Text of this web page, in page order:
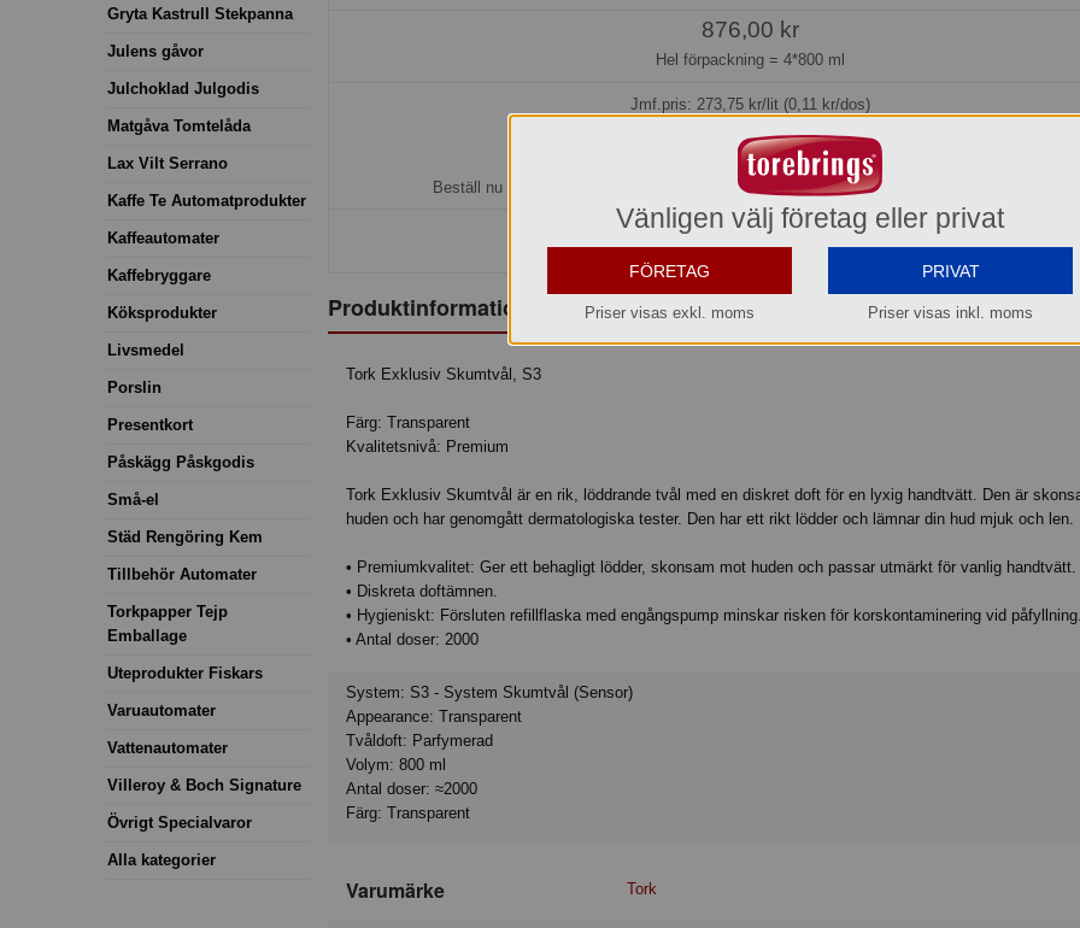
Gryta Kastrull Stekpanna
Julens gåvor
Julchoklad Julgodis
Matgåva Tomtelåda
Lax Vilt Serrano
Kaffe Te Automatprodukter
Kaffeautomater
Kaffebryggare
Köksprodukter
Livsmedel
Porslin
Presentkort
Påskägg Påskgodis
Små-el
Städ Rengöring Kem
Tillbehör Automater
Torkpapper Tejp
Emballage
Uteprodukter Fiskars
Varuautomater
Vattenautomater
Villeroy & Boch Signature
Övrigt Specialvaror
Alla kategorier
876,00 kr
Hel förpackning = 4*800 ml
Jmf.pris: 273,75kr/lit (0,11 kr/dos)
Beställningsvara
Hos oss kan du alltid beställa även om varan inte finns i lager.
Beställ nu så beräknar vi kunna leverera inom 7-14 arbetsdagar, eller senare om du önskar.
Produktinformation
Tork Exklusiv Skumtvål, S3
Färg: Transparent
Kvalitetsnivå: Premium
Tork Exklusiv Skumtvål är en rik, löddrande tvål med en diskret doft för en lyxig handtvätt. Den är
huden och har genomgått dermatologiska tester. Den har ett rikt lödder och lämnar din hud mjuk och len.
• Premiumkvalitet: Ger ett behagligt lödder, skonsam mot huden och passar utmärkt för vanlig handtvätt.
• Diskreta doftämnen.
• Hygieniskt: Försluten refillflaska med engångspump minskar risken för korskontaminering vid påfyllning.
• Antal doser: 2000
System: S3 - System Skumtvål (Sensor)
Appearance: Transparent
Tvåldoft: Parfymerad
Volym: 800 ml
Antal doser: ≈2000
Färg: Transparent
Varumärke Tork
Vänligen välj företag eller privat
FÖRETAG
Priser visas exkl. moms
PRIVAT
Priser visas inkl. moms